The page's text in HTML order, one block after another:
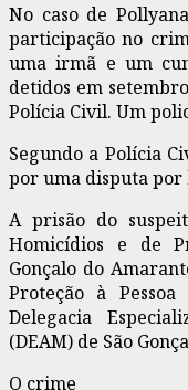
No caso de
participação no
uma irmã e um
detidos em
Polícia Civil. Um
Segundo a Polícia
por uma disputa por
A prisão do
Homicídios e de
Gonçalo do
Proteção à
Delegacia
(DEAM) de São
O crime